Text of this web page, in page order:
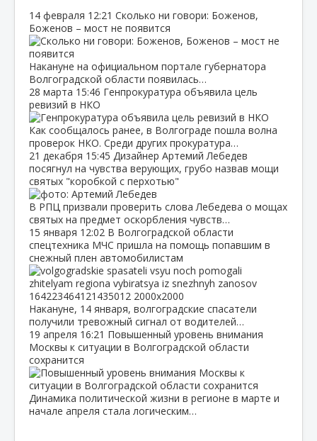
14 февраля 12:21 Сколько ни говори: Боженов,
Боженов – мост не появится
Накануне на официальном портале губернатора
Волгоградской области появилась…
28 марта 15:46 Генпрокуратура объявила цель
ревизий в НКО
Как сообщалось ранее, в Волгограде пошла волна
проверок НКО. Среди других прокуратура…
21 декабря 15:45 Дизайнер Артемий Лебедев
посягнул на чувства верующих, грубо назвав мощи
святых "коробкой с перхотью"
В РПЦ призвали проверить слова Лебедева о мощах
святых на предмет оскорбления чувств…
15 января 12:02 В Волгоградской области
спецтехника МЧС пришла на помощь попавшим в
снежный плен автомобилистам
Накануне, 14 января, волгоградские спасатели
получили тревожный сигнал от водителей…
19 апреля 16:21 Повышенный уровень внимания
Москвы к ситуации в Волгоградской области
сохранится
Динамика политической жизни в регионе в марте и
начале апреля стала логическим…